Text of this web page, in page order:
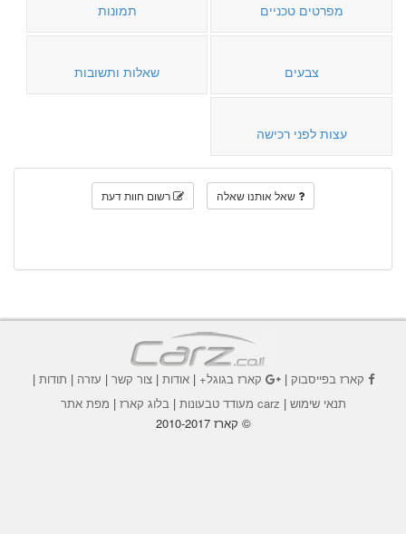
מפרטים טכניים תמונות
צבעים שאלות ותשובות
עצות לפני רכישה
שאל אותנו שאלה רשום חוות דעת
קארז בפייסבוק| קארז בגוגל+|אודות |צור קשר | עזרה | תודות |
תנאי שימוש | carz מעודד טבעונות | בלוג קארז | מפת אתר
© קארז 2010-2017